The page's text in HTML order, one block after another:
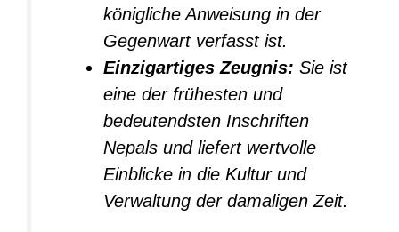
königliche Anweisung in der
Gegenwart verfasst ist.
Einzigartiges Zeugnis: Sie ist
eine der frühesten und
bedeutendsten Inschriften
Nepals und liefert wertvolle
Einblicke in die Kultur und
Verwaltung der damaligen Zeit.